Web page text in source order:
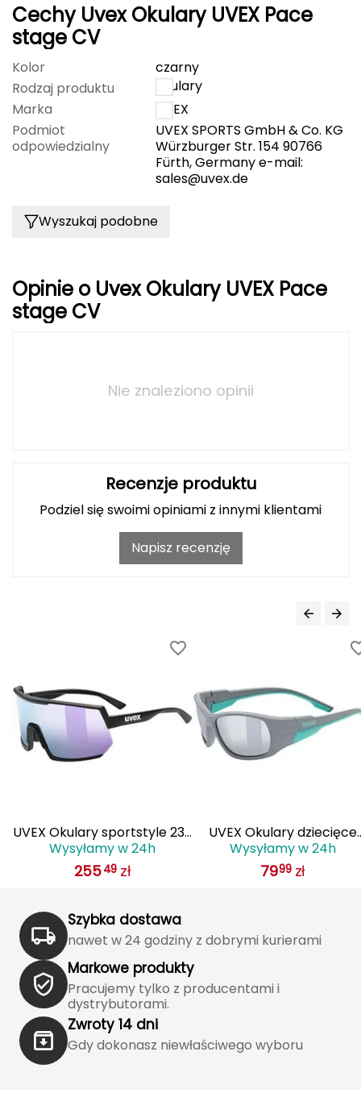
F
FASHY
Fjord Nansen
G
GIVOVA
Gear Aid
Giant Dragon
HMS PREMIUM
Haago
Hoka
IGLOO
INNY
Icebreaker
Cechy Uvex Okulary UVEX Pace
stage CV
Kolor
czarny
Rodzaj produktu
okulary
Marka
UVEX
Podmiot
odpowiedzialny
UVEX SPORTS GmbH & Co. KG
Würzburger Str. 154 90766
Fürth, Germany e-mail:
sales@uvex.de
Wyszukaj podobne
Opinie o Uvex Okulary UVEX Pace
stage CV
Nie znaleziono opinii
Recenzje produktu
Podziel się swoimi opiniami z innymi klientami
Napisz recenzję
UVEX Okulary sportstyle 235
(53/3/003/7316/UNI)
Wysyłamy w 24h
25549 zł
UVEX Okulary dziecięce
sportstyle 514
(53/3/065/5716/UNI)
Wysyłamy w 24h
7999 zł
Szybka dostawa
nawet w 24 godziny z dobrymi kurierami
Markowe produkty
Pracujemy tylko z producentami i
dystrybutorami.
Zwroty 14 dni
Gdy dokonasz niewłaściwego wyboru